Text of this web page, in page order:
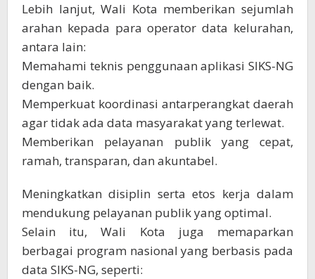
Lebih lanjut, Wali Kota memberikan sejumlah
arahan kepada para operator data kelurahan,
antara lain:
Memahami teknis penggunaan aplikasi SIKS-NG
dengan baik.
Memperkuat koordinasi antarperangkat daerah
agar tidak ada data masyarakat yang terlewat.
Memberikan pelayanan publik yang cepat,
ramah, transparan, dan akuntabel.
Meningkatkan disiplin serta etos kerja dalam
mendukung pelayanan publik yang optimal.
Selain itu, Wali Kota juga memaparkan
berbagai program nasional yang berbasis pada
data SIKS-NG, seperti: